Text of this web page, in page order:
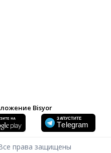
Bisyor
права защищены